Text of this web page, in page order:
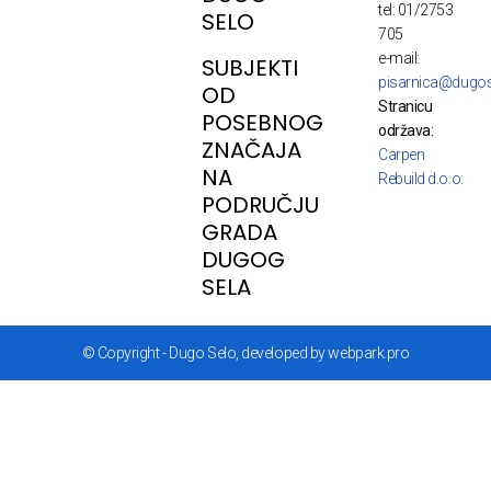
SELO
SUBJEKTI
OD
POSEBNOG
ZNAČAJA
NA
PODRUČJU
GRADA
DUGOG
SELA
tel: 01/2753
705
e-mail:
Stranicu
održava:
Carpen
Rebuild d.o.o.
© Copyright - Dugo Selo, developed by webpark.pro